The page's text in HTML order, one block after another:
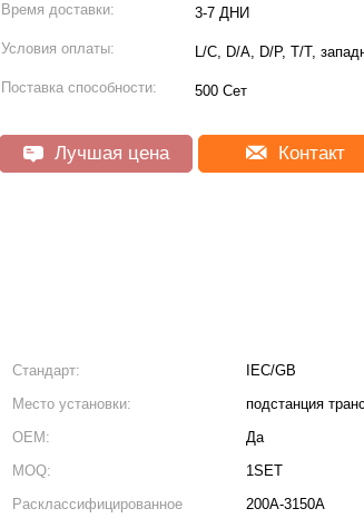
Время доставки: 3-7 ДНИ
Условия оплаты: L/C, D/A, D/P, T/T,
Поставка способности: 500 Сет
Лучшая цена Контакт
Стандарт:
IEC/GB
Место установки:
подстанция
OEM:
Да
MOQ:
1SET
Расклассифицированное
200A-3150A